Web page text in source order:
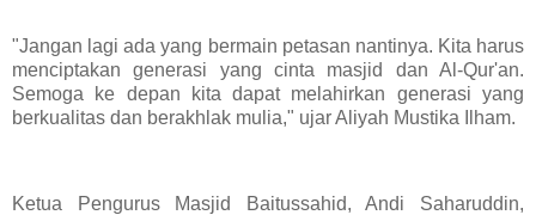
"Jangan lagi ada yang bermain petasan nantinya. Kita harus
menciptakan generasi yang cinta masjid dan Al-Qur'an.
Semoga ke depan kita dapat melahirkan generasi yang
berkualitas dan berakhlak mulia," ujar Aliyah Mustika Ilham.
Ketua Pengurus Masjid Baitussahid, Andi Saharuddin,